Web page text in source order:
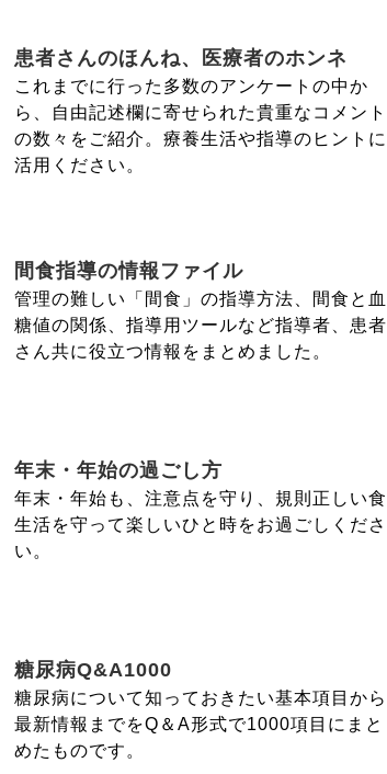
患者さんのほんね、医療者のホンネ
これまでに行った多数のアンケートの中か
ら、自由記述欄に寄せられた貴重なコメント
の数々をご紹介。療養生活や指導のヒントに
活用ください。
間食指導の情報ファイル
管理の難しい「間食」の指導方法、間食と血
糖値の関係、指導用ツールなど指導者、患者
さん共に役立つ情報をまとめました。
年末・年始の過ごし方
年末・年始も、注意点を守り、規則正しい食
生活を守って楽しいひと時をお過ごしくださ
い。
糖尿病Q&A1000
糖尿病について知っておきたい基本項目から
最新情報までをQ＆A形式で1000項目にまと
めたものです。